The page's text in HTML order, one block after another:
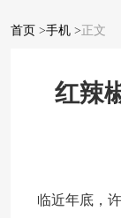
首页 >手机 > 正文
红辣
临近年底，